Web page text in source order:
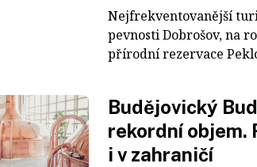
Nejfrekventovanější
pevnosti Dobrošov, na
přírodní rezervace
Budějovický
rekordní objem.
i v zahraničí